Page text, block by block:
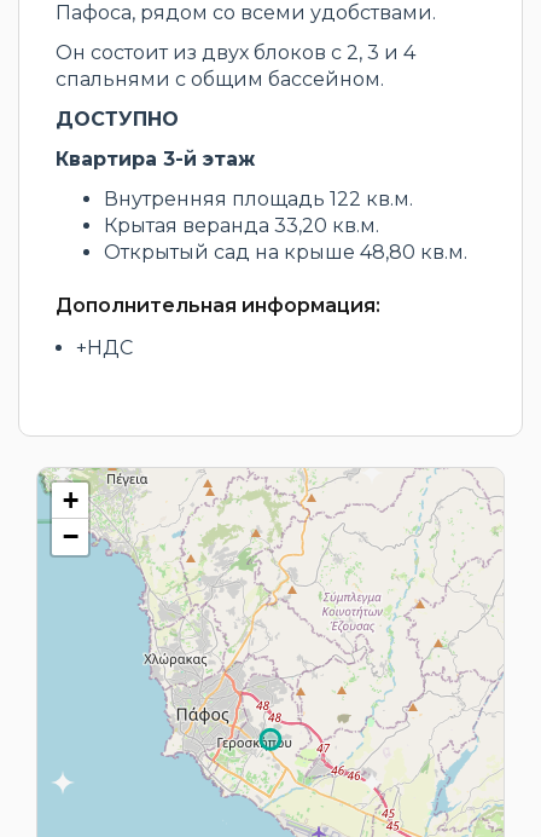
Пафоса, рядом со всеми удобствами.
Он состоит из двух блоков с 2, 3 и 4
спальнями с общим бассейном.
ДОСТУПНО
Квартира 3-й этаж
Внутренняя площадь 122 кв.м.
Крытая веранда 33,20 кв.м.
Открытый сад на крыше 48,80 кв.м.
Дополнительная информация:
+НДС
+
−